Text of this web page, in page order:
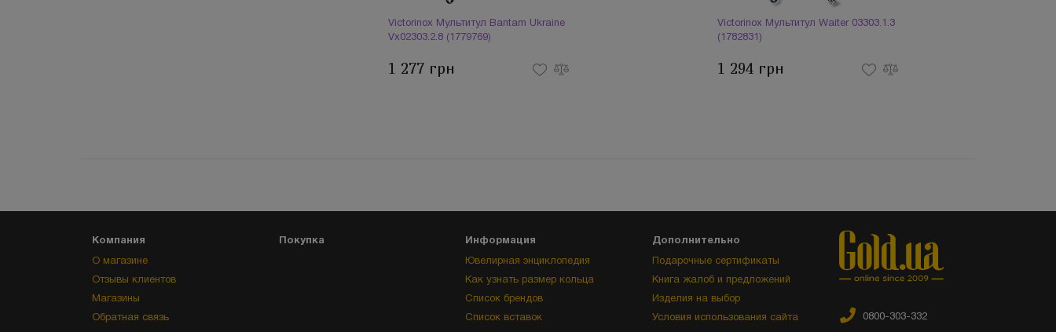
Victorinox Мультитул Bantam Ukraine
Vx02303.2.8 (1779769)
1 277 грн
Victorinox Мультитул Waiter 03303.1.3
(1782831)
1 294 грн
Компания
О магазине
Отзывы клиентов
Магазины
Обратная связь
Покупка Информация
Ювелирная энциклопедия
Как узнать размер кольца
Список брендов
Список вставок
Дополнительно
Подарочные сертификаты
Книга жалоб и предложений
Изделия на выбор
Условия использования сайта
0800-303-332